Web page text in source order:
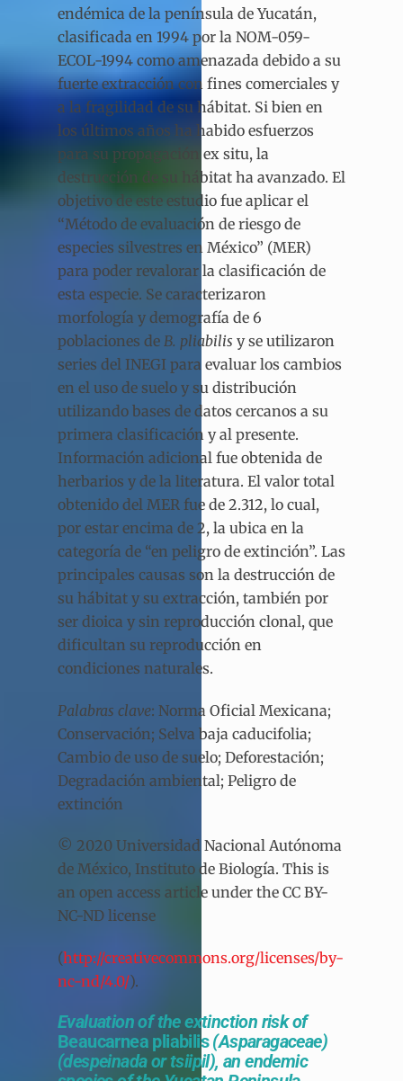
endémica de la península de Yucatán,
clasificada en 1994 por la NOM-059-
ECOL-1994 como amenazada debido a su
fuerte extracción con fines comerciales y
a la fragilidad de su hábitat. Si bien en
los últimos años ha habido esfuerzos
para su propagación ex situ, la
destrucción de su hábitat ha avanzado. El
objetivo de este estudio fue aplicar el
“Método de evaluación de riesgo de
especies silvestres en México” (MER)
para poder revalorar la clasificación de
esta especie. Se caracterizaron
morfología y demografía de 6
poblaciones de B. pliabilis y se utilizaron
series del INEGI para evaluar los cambios
en el uso de suelo y su distribución
utilizando bases de datos cercanos a su
primera clasificación y al presente.
Información adicional fue obtenida de
herbarios y de la literatura. El valor total
obtenido del MER fue de 2.312, lo cual,
por estar encima de 2, la ubica en la
categoría de “en peligro de extinción”. Las
principales causas son la destrucción de
su hábitat y su extracción, también por
ser dioica y sin reproducción clonal, que
dificultan su reproducción en
condiciones naturales.
Palabras clave: Norma Oficial Mexicana;
Conservación; Selva baja caducifolia;
Cambio de uso de suelo; Deforestación;
Degradación ambiental; Peligro de
extinción
© 2020 Universidad Nacional Autónoma
de México, Instituto de Biología. This is
an open access article under the CC BY-
NC-ND license
(http://creativecommons.org/licenses/by-
nc-nd/4.0/).
Evaluation of the extinction risk of
Beaucarnea pliabilis(Asparagaceae)
(despeinada or tsiipil), an endemic